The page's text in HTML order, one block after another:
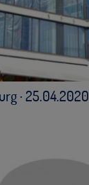
· 25.04.2020